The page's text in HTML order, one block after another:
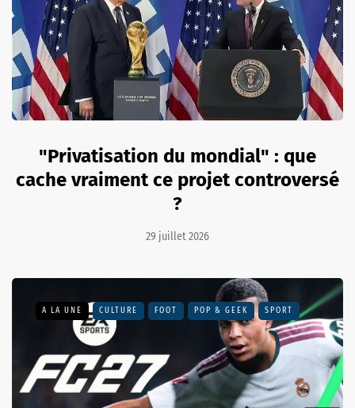
"Privatisation du mondial" : que
cache vraiment ce projet controversé
?
29 juillet 2026
A LA UNE CULTURE FOOT POP & GEEK SPORT